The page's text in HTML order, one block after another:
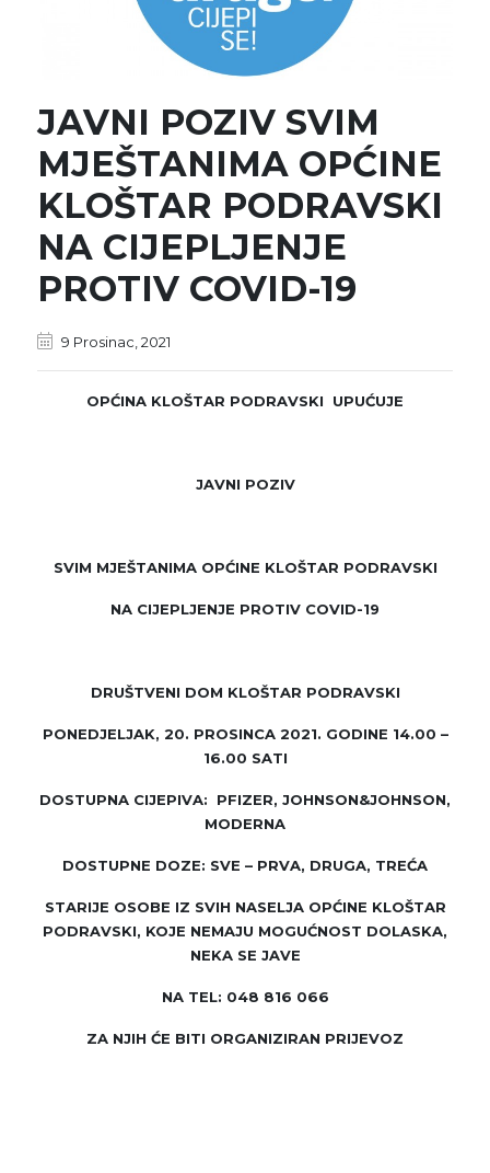
JAVNI POZIV SVIM
MJEŠTANIMA OPĆINE
KLOŠTAR PODRAVSKI
NA CIJEPLJENJE
PROTIV COVID-19
9 Prosinac, 2021
OPĆINA KLOŠTAR PODRAVSKI UPUĆUJE
JAVNI POZIV
SVIM MJEŠTANIMA OPĆINE KLOŠTAR PODRAVSKI
NA CIJEPLJENJE PROTIV COVID-19
DRUŠTVENI DOM KLOŠTAR PODRAVSKI
PONEDJELJAK, 20. PROSINCA 2021. GODINE 14.00 –
16.00 SATI
DOSTUPNA CIJEPIVA: PFIZER, JOHNSON&JOHNSON,
MODERNA
DOSTUPNE DOZE: SVE – PRVA, DRUGA, TREĆA
STARIJE OSOBE IZ SVIH NASELJA OPĆINE KLOŠTAR
PODRAVSKI, KOJE NEMAJU MOGUĆNOST DOLASKA,
NEKA SE JAVE
NA TEL: 048 816 066
ZA NJIH ĆE BITI ORGANIZIRAN PRIJEVOZ